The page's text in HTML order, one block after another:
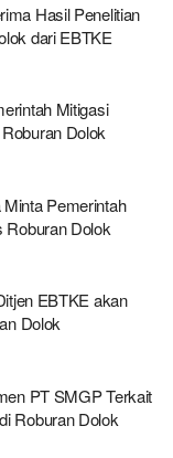
Hasil Penelitian
dari EBTKE
Mitigasi
Dolok
Pemerintah
Roburan Dolok
EBTKE akan
Dolok
PT SMGP Terkait
Roburan Dolok